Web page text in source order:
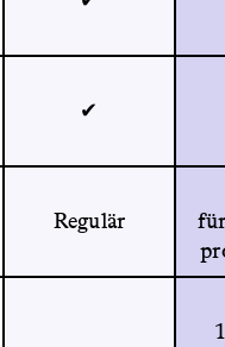
✔
Regulär